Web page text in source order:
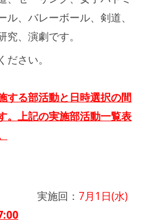
、バレーボール、剣道、
、演劇です。
ださい。
する部活動と日時選択の間
。上記の実施部活動一覧表
施回： 7月1日(水)